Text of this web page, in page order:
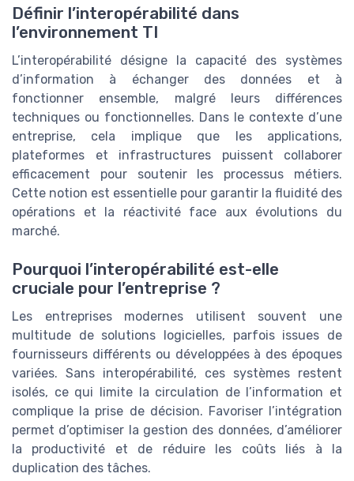
Définir l’interopérabilité dans
l’environnement TI
L’interopérabilité désigne la capacité des systèmes
d’information à échanger des données et à
fonctionner ensemble, malgré leurs différences
techniques ou fonctionnelles. Dans le contexte d’une
entreprise, cela implique que les applications,
plateformes et infrastructures puissent collaborer
efficacement pour soutenir les processus métiers.
Cette notion est essentielle pour garantir la fluidité des
opérations et la réactivité face aux évolutions du
marché.
Pourquoi l’interopérabilité est-elle
cruciale pour l’entreprise ?
Les entreprises modernes utilisent souvent une
multitude de solutions logicielles, parfois issues de
fournisseurs différents ou développées à des époques
variées. Sans interopérabilité, ces systèmes restent
isolés, ce qui limite la circulation de l’information et
complique la prise de décision. Favoriser l’intégration
permet d’optimiser la gestion des données, d’améliorer
la productivité et de réduire les coûts liés à la
duplication des tâches.